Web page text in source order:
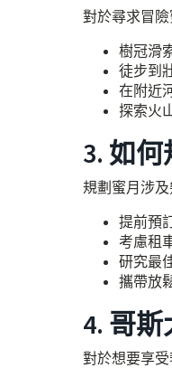
對於尋求冒
樹冠滑
徒步到
在附近
探索火
3. 如
規劃蜜月涉
提前預
考慮租
研究最
攜帶放
4. 哥
對於想要享